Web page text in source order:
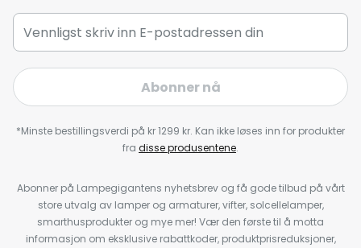
Abonner nå
*Minste bestillingsverdi på kr 1299 kr. Kan ikke løses inn for produkter
fra disse produsentene.
Abonner på Lampegigantens nyhetsbrev og få gode tilbud på vårt
store utvalg av lamper og armaturer, vifter, solcellelamper,
smarthusprodukter og mye mer! Vær den første til å motta
informasjon om eksklusive rabattkoder, produktprisreduksjoner,